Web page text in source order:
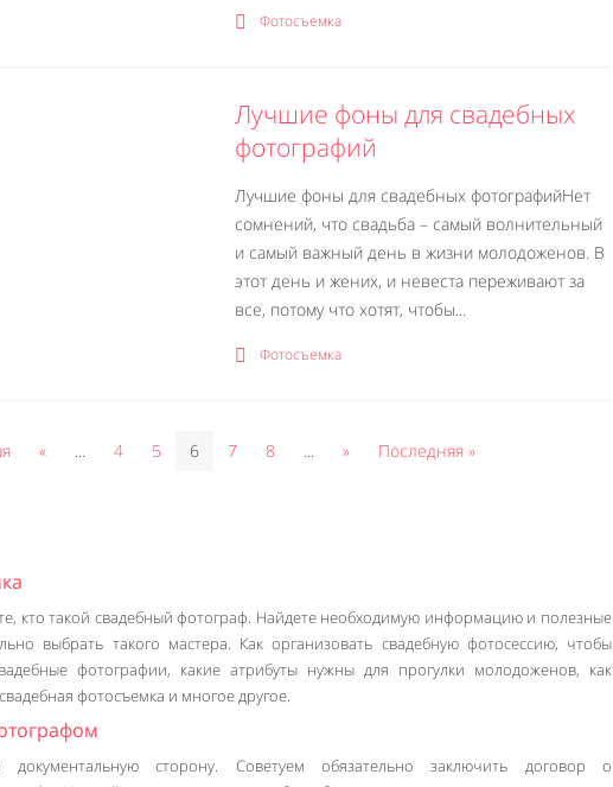
Фотосъемка
Лучшие фоны для свадебных
фотографий
Лучшие фоны для свадебных фотографийНет
сомнений, что свадьба – самый волнительный
и самый важный день в жизни молодоженов. В
этот день и жених, и невеста переживают за
все, потому что хотят, чтобы...
Фотосъемка
« ... 4 5 6 7 8 ... » Последняя »
кто такой свадебный фотограф. Найдете необходимую информацию и полезные
выбрать такого мастера. Как организовать свадебную фотосессию, чтобы
фотографии, какие атрибуты нужны для прогулки молодоженов, как
фотосъемка и многое другое.
сторону. Советуем обязательно заключить договор о